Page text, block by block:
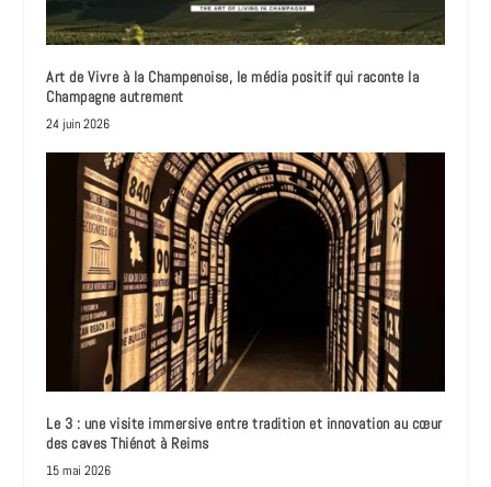
Art de Vivre à la Champenoise, le média positif qui raconte la
Champagne autrement
24 juin 2026
Le 3 : une visite immersive entre tradition et innovation au cœur
des caves Thiénot à Reims
15 mai 2026